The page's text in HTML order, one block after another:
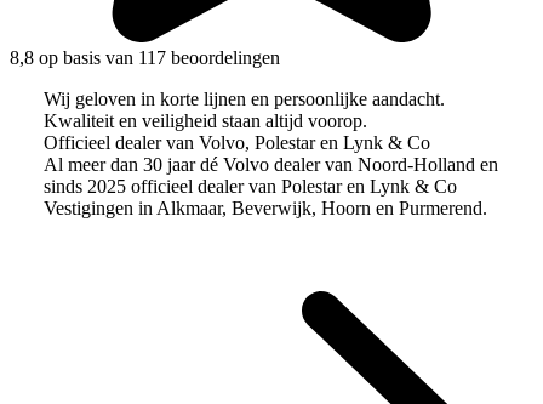
8,8 op basis van 117 beoordelingen
Wij geloven in korte lijnen en persoonlijke aandacht.
Kwaliteit en veiligheid staan altijd voorop.
Officieel dealer van Volvo, Polestar en Lynk & Co
Al meer dan 30 jaar dé Volvo dealer van Noord-Holland en
sinds 2025 officieel dealer van Polestar en Lynk & Co
Vestigingen in Alkmaar, Beverwijk, Hoorn en Purmerend.